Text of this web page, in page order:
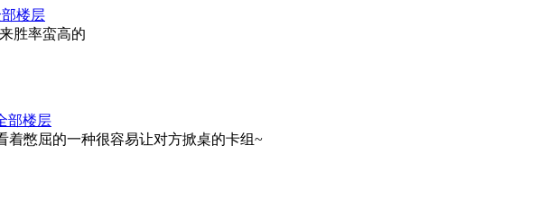
楼层
胜率蛮高的
部楼层
着憋屈的一种很容易让对方掀桌的卡组~